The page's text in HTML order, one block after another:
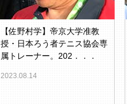
【佐野村学】帝京大学准教
授・日本ろう者テニス協会専
属トレーナー。202．．．
2023.08.14